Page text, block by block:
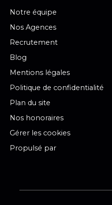
Notre équipe
Nos Agences
Recrutement
Blog
Mentions légales
Politique de confidentialité
Plan du site
Nos honoraires
Gérer les cookies
Propulsé par